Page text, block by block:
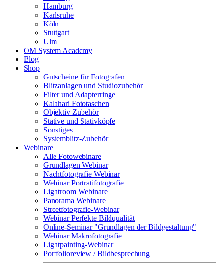
Hamburg
Karlsruhe
Köln
Stuttgart
Ulm
OM System Academy
Blog
Shop
Gutscheine für Fotografen
Blitzanlagen und Studiozubehör
Filter und Adapterringe
Kalahari Fototaschen
Objektiv Zubehör
Stative und Stativköpfe
Sonstiges
Systemblitz-Zubehör
Webinare
Alle Fotowebinare
Grundlagen Webinar
Nachtfotografie Webinar
Webinar Portratifotografie
Lightroom Webinare
Panorama Webinare
Streetfotografie-Webinar
Webinar Perfekte Bildqualität
Online-Seminar "Grundlagen der Bildgestaltung"
Webinar Makrofotografie
Lightpainting-Webinar
Portfolioreview / Bildbesprechung